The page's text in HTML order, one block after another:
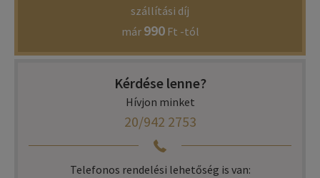
szállítási díj
már 990Ft -tól
Kérdése lenne?
Hívjon minket
20/942 2753
Telefonos rendelési lehetőség is van: